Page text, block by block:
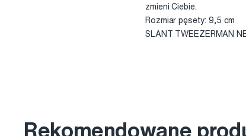
zmieni Ciebie.
Rozmiar pęsety: 9,5 cm
SLANT TWEEZERMAN
Rekomendowane